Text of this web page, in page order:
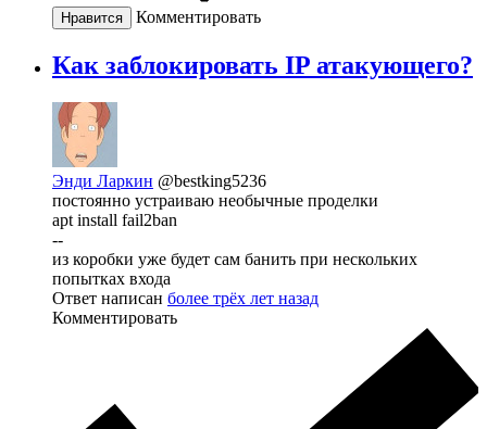
Нравится Комментировать
Как заблокировать IP атакующего?
Энди Ларкин @bestking5236
постоянно устраиваю необычные проделки
apt install fail2ban
--
из коробки уже будет сам банить при нескольких
попытках входа
Ответ написан более трёх лет назад
Комментировать